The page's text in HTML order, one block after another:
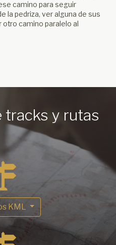
camino para seguir
la pedriza, ver alguna de sus
camino paralelo al
tracks y rutas
KML